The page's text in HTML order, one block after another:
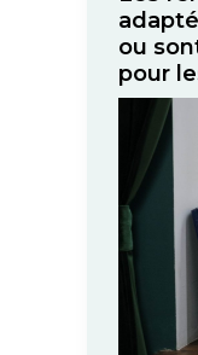
ou
pour